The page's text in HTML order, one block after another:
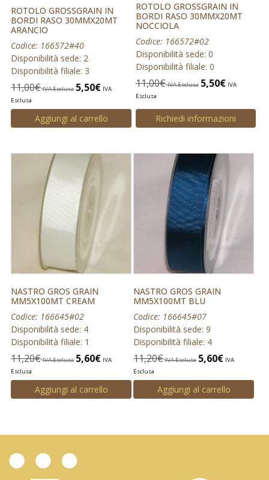
ROTOLO GROSSGRAIN IN
BORDI RASO 30MMX20MT
ARANCIO
Codice: 166572#40
Disponibilità sede: 2
Disponibilità filiale: 3
11,00€ IVA Esclusa 5,50€ IVA
Esclusa
Aggiungi al carrello
ROTOLO GROSSGRAIN IN
BORDI RASO 30MMX20MT
NOCCIOLA
Codice: 166572#02
Disponibilità sede: 0
Disponibilità filiale: 0
11,00€ IVA Esclusa 5,50€ IVA
Esclusa
Richiedi informazioni
NASTRO GROS GRAIN
MM5X100MT CREAM
Codice: 166645#02
Disponibilità sede: 4
Disponibilità filiale: 1
11,20€ IVA Esclusa 5,60€ IVA
Esclusa
Aggiungi al carrello
NASTRO GROS GRAIN
MM5X100MT BLU
Codice: 166645#07
Disponibilità sede: 9
Disponibilità filiale: 4
11,20€ IVA Esclusa 5,60€ IVA
Esclusa
Aggiungi al carrello